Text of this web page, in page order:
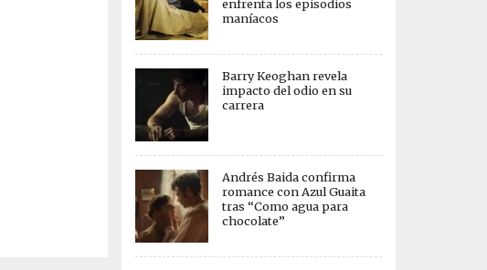
enfrenta los episodios
maníacos
Barry Keoghan revela
impacto del odio en su
carrera
Andrés Baida confirma
romance con Azul Guaita
tras “Como agua para
chocolate”